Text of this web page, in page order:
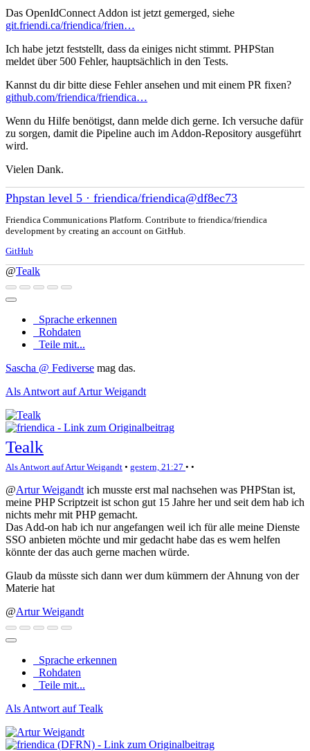
Das OpenIdConnect Addon ist jetzt gemerged, siehe
git.friendi.ca/friendica/frien…
Ich habe jetzt feststellt, dass da einiges nicht stimmt. PHPStan
meldet über 500 Fehler, hauptsächlich in den Tests.
Kannst du dir bitte diese Fehler ansehen und mit einem PR fixen?
github.com/friendica/friendica…
Wenn du Hilfe benötigst, dann melde dich gerne. Ich versuche dafür
zu sorgen, damit die Pipeline auch im Addon-Repository ausgeführt
wird.
Vielen Dank.
Phpstan level 5 · friendica/friendica@df8ec73
Friendica Communications Platform. Contribute to friendica/friendica
development by creating an account on GitHub.
GitHub
@Tealk
Sprache erkennen
Rohdaten
Teile mit...
Sascha @ Fediverse mag das.
Als Antwort auf Artur Weigandt
Tealk
Als Antwort auf Artur Weigandt • gestern, 21:27 • •
@Artur Weigandt ich musste erst mal nachsehen was PHPStan ist,
meine PHP Scriptzeit ist schon gut 15 Jahre her und seit dem hab ich
nichts mehr mit PHP gemacht.
Das Add-on hab ich nur angefangen weil ich für alle meine Dienste
SSO anbieten möchte und mir gedacht habe das es wem helfen
könnte der das auch gerne machen würde.
Glaub da müsste sich dann wer dum kümmern der Ahnung von der
Materie hat
@Artur Weigandt
Sprache erkennen
Rohdaten
Teile mit...
Als Antwort auf Tealk